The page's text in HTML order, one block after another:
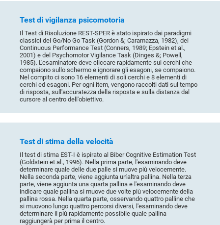
Test di vigilanza psicomotoria
Il Test di Risoluzione REST-SPER è stato ispirato dai paradigmi
classici del Go/No Go Task (Gordon &; Caramazza, 1982), del
Continuous Performance Test (Conners, 1989; Epstein et al.,
2001) e del Psychomotor Vigilance Task (Dinges &; Powell,
1985). L'esaminatore deve cliccare rapidamente sui cerchi che
compaiono sullo schermo e ignorare gli esagoni, se compaiono.
Nel compito ci sono 16 elementi di soli cerchi e 8 elementi di
cerchi ed esagoni. Per ogni item, vengono raccolti dati sul tempo
di risposta, sull'accuratezza della risposta e sulla distanza dal
cursore al centro dell'obiettivo.
Test di stima della velocità
Il test di stima EST-I è ispirato al Biber Cognitive Estimation Test
(Goldstein et al., 1996). Nella prima parte, l'esaminando deve
determinare quale delle due palle si muove più velocemente.
Nella seconda parte, viene aggiunta un'altra pallina. Nella terza
parte, viene aggiunta una quarta pallina e l'esaminando deve
indicare quale pallina si muove due volte più velocemente della
pallina rossa. Nella quarta parte, osservando quattro palline che
si muovono lungo quattro percorsi diversi, l'esaminando deve
determinare il più rapidamente possibile quale pallina
raggiungerà per prima il centro.